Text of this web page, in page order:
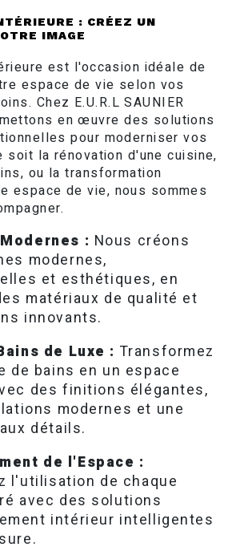
: CRÉEZ UN
IMAGE
est l'occasion idéale de
espace de vie selon vos
Chez E.U.R.L SAUNIER
mettons en œuvre des solutions
pour moderniser vos
soit la rénovation d'une cuisine,
ou la transformation
espace de vie, nous sommes
: Nous créons
modernes,
et esthétiques, en
matériaux de qualité et
innovants.
de Luxe : Transformez
de bains en un espace
des finitions élégantes,
modernes et une
détails.
de l'Espace :
l'utilisation de chaque
avec des solutions
intérieur intelligentes